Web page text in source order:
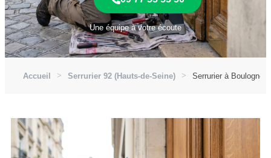
Une équipe à votre écoute
Accueil Serrurier 92 (Hauts-de-Seine) Serrurier à Boulogne-